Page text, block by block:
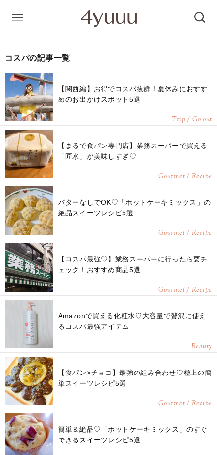
コスパの記事一覧
【関西編】お得でコスパ抜群！夏休みにおすす
めのお出かけスポット5選
Trip / Go out
【まるで食パン専門店】業務スーパーで買える
「匠水」が美味しすぎ♡
Gourmet / Recipe
バターなしでOK♡「ホットケーキミックス」の
絶品スイーツレシピ5選
Gourmet / Recipe
【コスパ最強♡】業務スーパーに行ったら要チ
ェック！おすすめ商品5選
Gourmet / Recipe
Amazonで買える化粧水♡大容量で贅沢に使え
るコスパ最強アイテム
Beauty
【食パン×チョコ】最強の組み合わせ♡極上の簡
単スイーツレシピ5選
Gourmet / Recipe
簡単＆絶品♡「ホットケーキミックス」のすぐ
できるスイーツレシピ5選